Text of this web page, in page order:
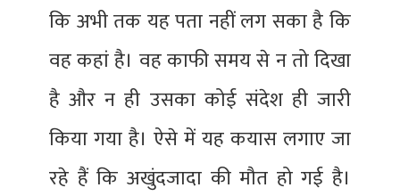
कि अभी तक यह पता नहीं लग सका है कि
वह कहां है। वह काफी समय से न तो दिखा
है और न ही उसका कोई संदेश ही जारी
किया गया है। ऐसे में यह कयास लगाए जा
रहे हैं कि अखुंदजादा की मौत हो गई है।